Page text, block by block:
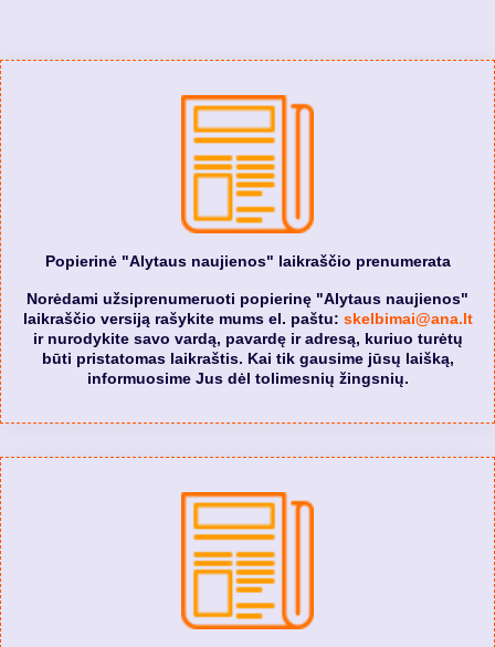
Popierinė "Alytaus naujienos" laikraščio prenumerata
Norėdami užsiprenumeruoti popierinę "Alytaus naujienos"
laikraščio versiją rašykite mums el. paštu: skelbimai@ana.lt
ir nurodykite savo vardą, pavardę ir adresą, kuriuo turėtų
būti pristatomas laikraštis. Kai tik gausime jūsų laišką,
informuosime Jus dėl tolimesnių žingsnių.